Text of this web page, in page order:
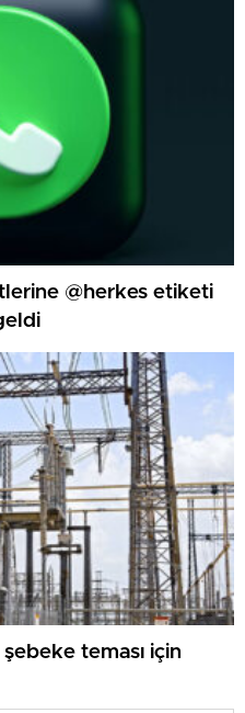
@herkes etiketi
teması için